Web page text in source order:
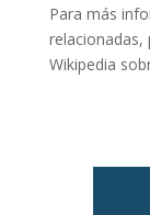
Para más
relacionadas,
Wikipedia